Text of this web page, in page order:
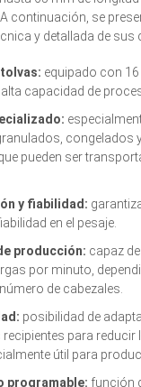
continuación, se
y detallada de sus
equipado con
capacidad de
congelados
pueden ser
y fiabilidad:
en el pesaje.
producción: capaz
por minuto,
de cabezales.
posibilidad de
recipientes para reducir
útil para
programable: función